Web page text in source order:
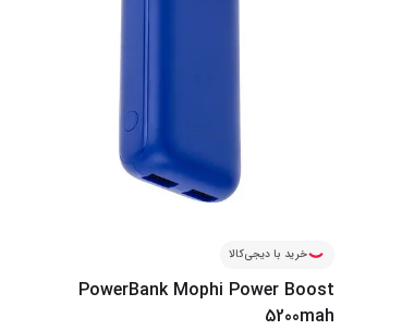
خرید با دیجی‌کالا
PowerBank Mophi Power Boost
5200mah